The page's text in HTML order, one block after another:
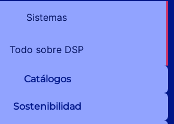
Sistemas
Todo sobre DSP
Catálogos
Sostenibilidad